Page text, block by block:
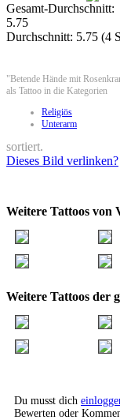
Gesamt-Durchschnitt:
5.75
Durchschnitt: 5.75 (4
"Betende Hände mit
als Tattoo in die Kategorien
Religiös
Unterarm
sortiert.
Dieses Bild verlinken?
Weitere Tattoos von
Weitere Tattoos der
Du musst dich
Bewerten oder